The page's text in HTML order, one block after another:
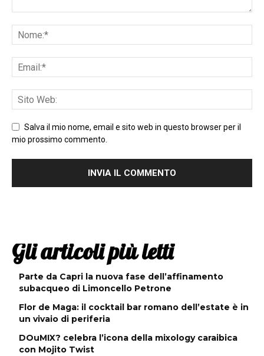
Salva il mio nome, email e sito web in questo browser per il
mio prossimo commento.
Gli articoli più letti
Parte da Capri la nuova fase dell’affinamento
subacqueo di Limoncello Petrone
Flor de Maga: il cocktail bar romano dell’estate è in
un vivaio di periferia
DOuMIX? celebra l’icona della mixology caraibica
con Mojito Twist